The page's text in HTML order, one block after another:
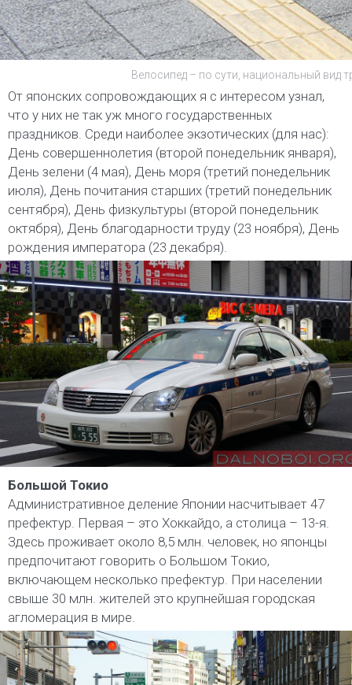
Велосипед – по сути, национальный вид
От японских сопровождающих я с интересом узнал,
что у них не так уж много государственных
праздников. Среди наиболее экзотических (для нас):
День совершеннолетия (второй понедельник января),
День зелени (4 мая), День моря (третий понедельник
июля), День почитания старших (третий понедельник
сентября), День физкультуры (второй понедельник
октября), День благодарности труду (23 ноября), День
рождения императора (23 декабря).
Большой Токио
Административное деление Японии насчитывает 47
префектур. Первая – это Хоккайдо, а столица – 13-я.
Здесь проживает около 8,5 млн. человек, но японцы
предпочитают говорить о Большом Токио,
включающем несколько префектур. При населении
свыше 30 млн. жителей это крупнейшая городская
агломерация в мире.